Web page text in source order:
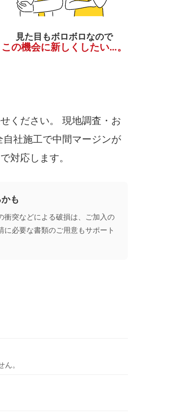
見た目もボロボロなので
この機会に新しくしたい…。
ください。 現地調査・お
社施工で中間マージンが
対応します。
も
衝突などによる破損は、ご加入の
必要な書類のご用意もサポート
。